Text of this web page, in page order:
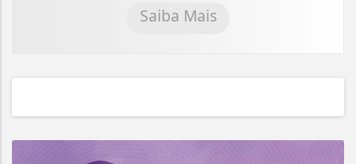
Saiba Mais